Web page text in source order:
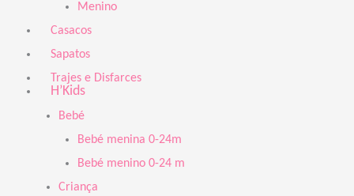
Menino
Casacos
Sapatos
Trajes e Disfarces
H’Kids
Bebé
Bebé menina 0-24m
Bebé menino 0-24 m
Criança